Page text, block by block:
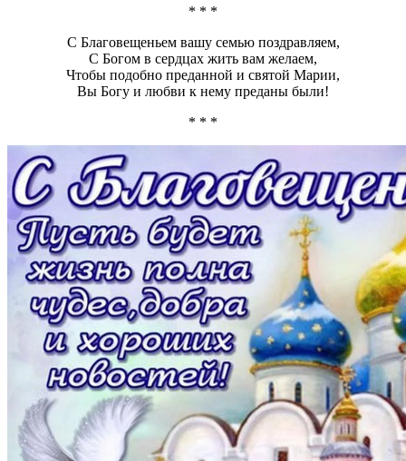
* * *
С Благовещеньем вашу семью поздравляем,
С Богом в сердцах жить вам желаем,
Чтобы подобно преданной и святой Марии,
Вы Богу и любви к нему преданы были!
* * *